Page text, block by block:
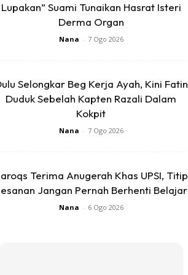
Lupakan” Suami Tunaikan Hasrat Isteri
Derma Organ
Nana - 7 Ogo 2026
Selongkar Beg Kerja Ayah, Kini Fatin
Duduk Sebelah Kapten Razali Dalam
Kokpit
Nana - 7 Ogo 2026
Terima Anugerah Khas UPSI, Titip
Jangan Pernah Berhenti Belajar
Nana - 6 Ogo 2026